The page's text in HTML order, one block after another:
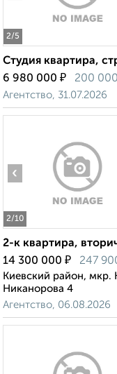
2/5
Студия квартира,
6 980 000 ₽ 200 000
Агентство, 31.07.2026
2/10
‹
2-к квартира,
14 300 000 ₽ 247
Киевский район, мкр.
Никанорова 4
Агентство, 06.08.2026